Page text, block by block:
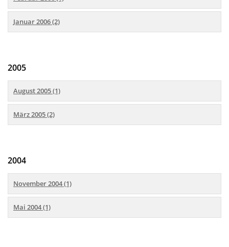
Januar 2006 (2)
2005
August 2005 (1)
März 2005 (2)
2004
November 2004 (1)
Mai 2004 (1)